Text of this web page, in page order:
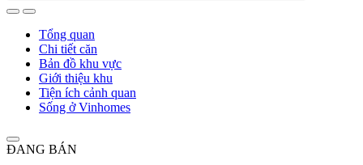
Tổng quan
Chi tiết căn
Bản đồ khu vực
Giới thiệu khu
Tiện ích cảnh quan
Sống ở Vinhomes
ĐANG BÁN